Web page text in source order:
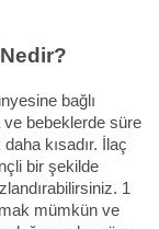
bağlı
bebeklerde süre
kısadır. İlaç
bir şekilde
1
mümkün ve